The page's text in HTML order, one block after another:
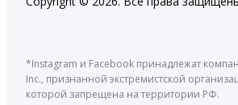
*Instagram и Facebook принадлежат
Inc., признанной экстремистской
которой запрещена на территории РФ.